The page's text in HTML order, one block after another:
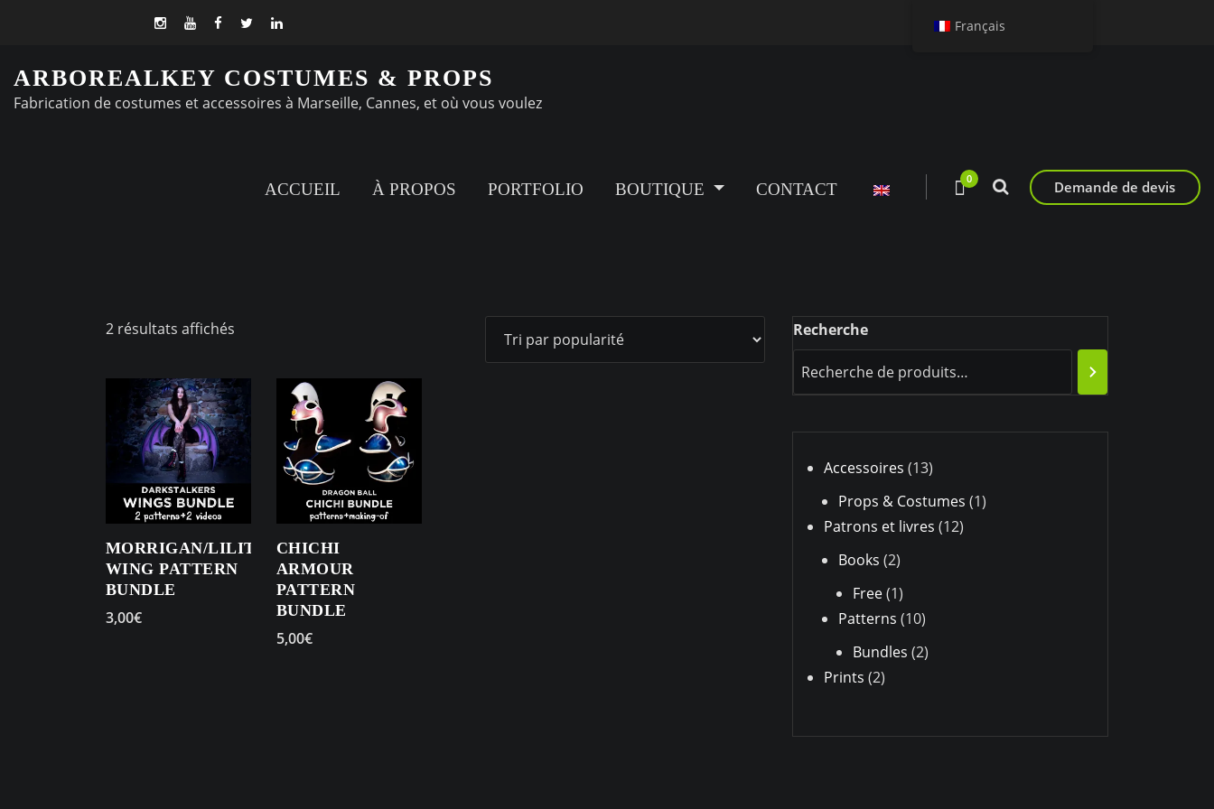
ARBOREALKEY COSTUMES & PROPS
Fabrication de costumes et accessoires à Marseille, Cannes, et où vous voulez
ACCUEIL À PROPOS PORTFOLIO BOUTIQUE CONTACT
0 Demande de devis
2 résultats affichés
popularité
MORRIGAN/LILITH
WING PATTERN
BUNDLE
3,00€
CHICHI
ARMOUR
PATTERN
BUNDLE
5,00€
Recherche
Accessoires 1313
produits
Props & Costumes 11
Patrons et livres 1212
Books 22
produits
Free 11
produit
Patterns 1010
produits
Bundles 22
Prints 22
Français